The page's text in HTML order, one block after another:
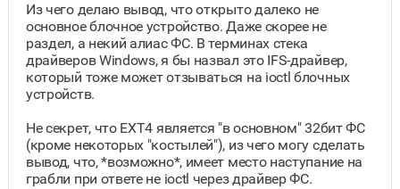
Из чего делаю вывод, что открыто далеко не
основное блочное устройство. Даже скорее не
раздел, а некий алиас ФС. В терминах стека
драйверов Windows, я бы назвал это IFS-драйвер,
который тоже может отзываться на ioctl блочных
устройств.
Не секрет, что EXT4 является "в основном" 32бит ФС
(кроме некоторых "костылей"), из чего могу сделать
вывод, что, *возможно*, имеет место наступание на
грабли при ответе не ioctl через драйвер ФС.